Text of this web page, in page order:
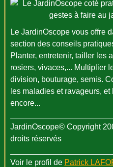
Le JardinOscope vous offre
section des conseils
Planter, entretenir, tailler les
rosiers, vivaces,... Multiplier
division, bouturage, semis.
les maladies et ravageurs, et
encore...
JardinOscope© Copyright
droits réservés
Voir le profil de Patrick